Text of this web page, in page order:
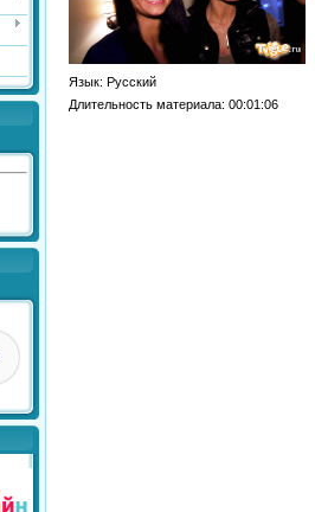
Язык: Русский
Длительность материала: 00:01:06